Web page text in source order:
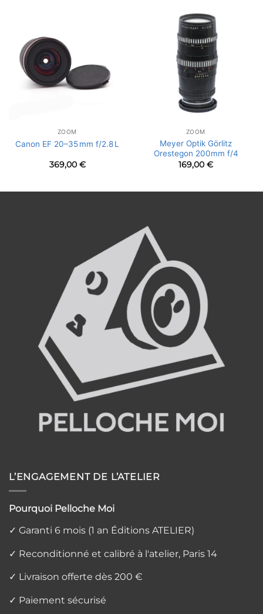
ZOOM
Canon EF 20–35 mm f/2.8 L
369,00 €
ZOOM
Meyer Optik Görlitz
Orestegon 200mm f/4
169,00 €
L’ENGAGEMENT DE L’ATELIER
Pourquoi Pelloche Moi
✓ Garanti 6 mois (1 an Éditions ATELIER)
✓ Reconditionné et calibré à l'atelier, Paris 14
✓ Livraison offerte dès 200 €
✓ Paiement sécurisé